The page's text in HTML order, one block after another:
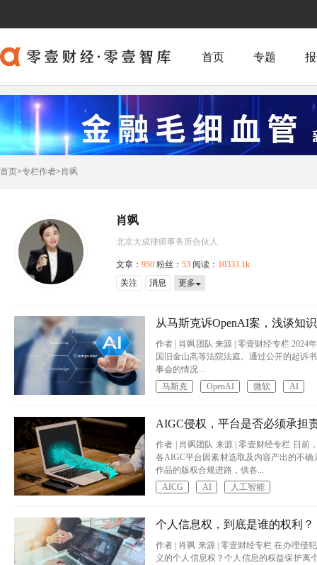
首页 专题
首页>专栏作者>肖飒
肖飒
北京大成律师事务所合伙人
文章：950粉丝：53 阅读： 10333.1k
关注
消息 更多
从马斯克诉OpenAI案，浅谈知
作者 | 肖飒团队​ 来源 | 零壹财经专栏 2024
国旧金山高等法院法庭。通过公开的起诉
事会的情况...
马斯克
OpenAI 微软 AI
AIGC侵权，平台是否必须承担
作者 | 肖飒团队 来源 | 零壹财经专栏 日前
各AIGC平台因素材选取及内容产出的不
作品的版权合规进路，供各...
AICG
AI 人工智能
个人信息权，到底是谁的权利？
作者 | 肖飒 来源 | 零壹财经专栏 在办理侵
义的个人信息权？个人信息的权益保护离